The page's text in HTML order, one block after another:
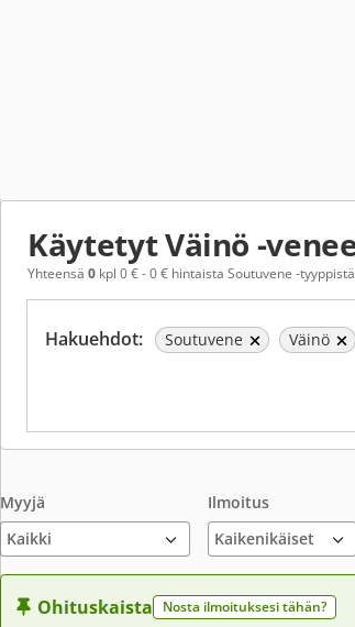
Käytetyt Väinö -
Yhteensä 0 kpl 0 € - 0 € hintaista Soutuvene -
Hakuehdot: Soutuvene Väinö
Myyjä Ilmoitus
Ohituskaista Nosta ilmoituksesi tähän?